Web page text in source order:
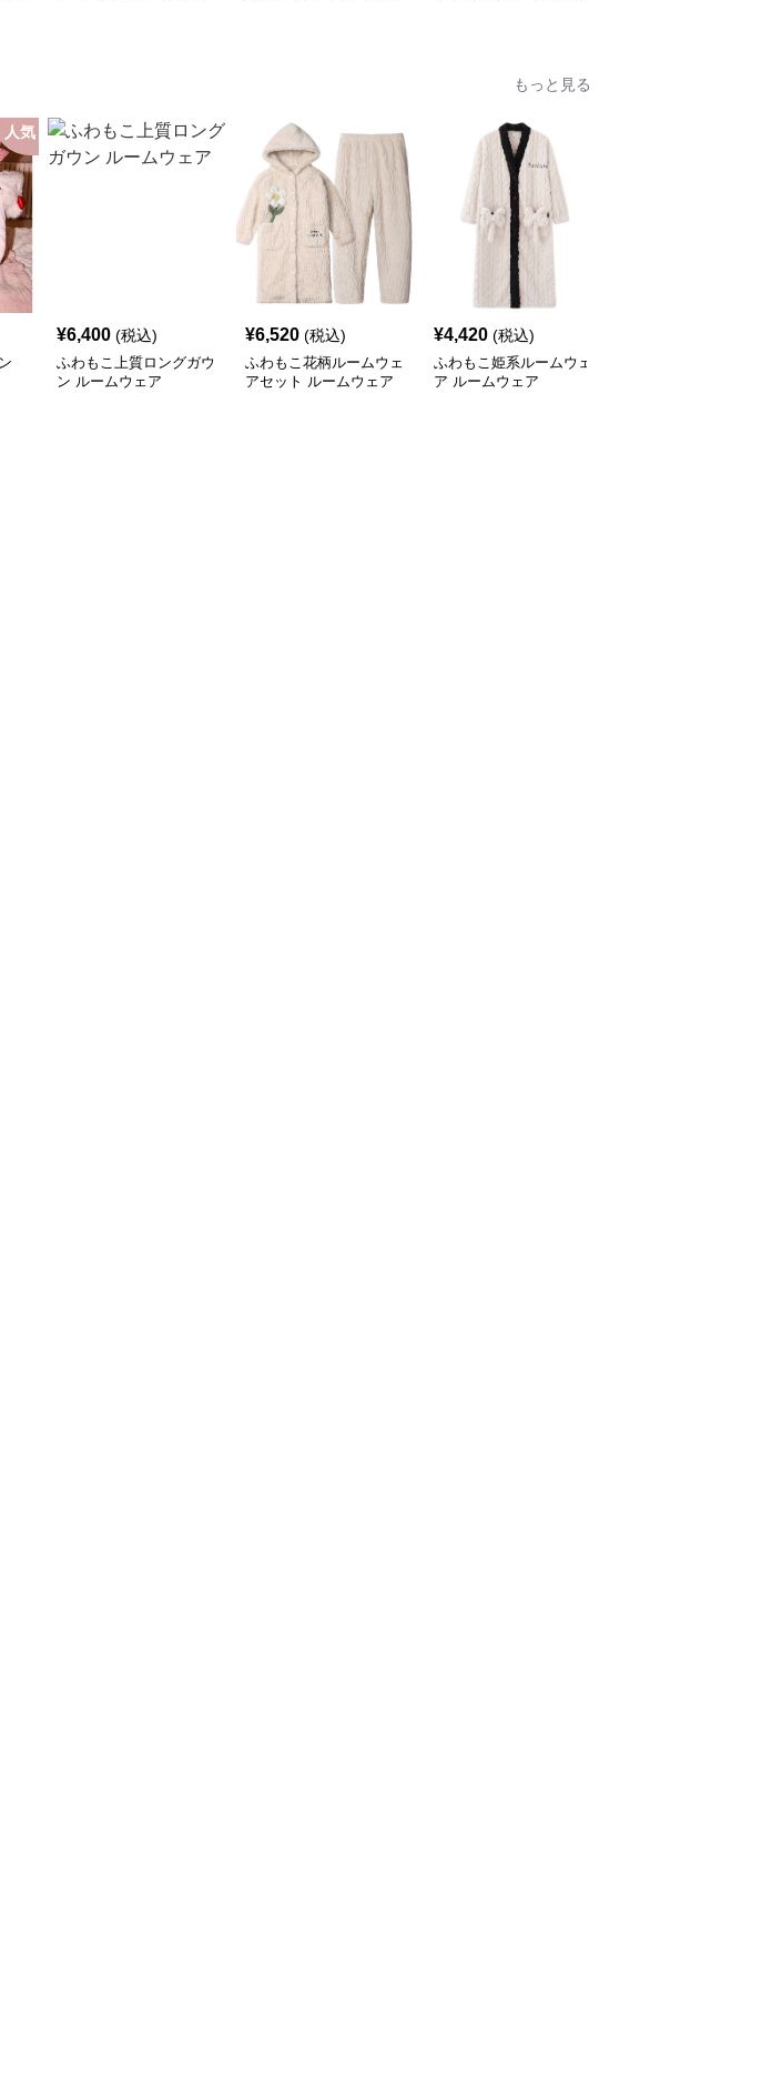
もっと見る
人気
¥6,400 (税込)
ふわもこ上質ロングガウ
ン ルームウェア
¥6,520 (税込)
ふわもこ花柄ルームウェ
アセット ルームウェア
¥4,420 (税込)
ふわもこ姫系ルームウェ
ア ルームウェア